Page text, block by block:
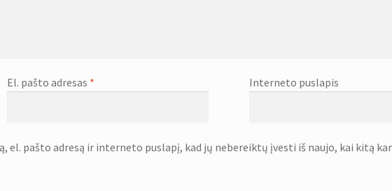
El. pašto adresas * Interneto puslapis
el. pašto adresą ir interneto puslapį, kad jų nebereiktų įvesti iš naujo, kai kitą